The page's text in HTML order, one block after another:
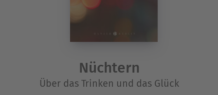
Nüchtern
Über das Trinken und das Glück